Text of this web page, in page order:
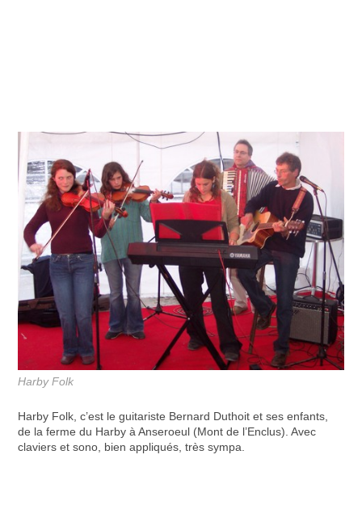
Harby Folk
Harby Folk, c’est le guitariste Bernard Duthoit et ses enfants,
de la ferme du Harby à Anseroeul (Mont de l’Enclus). Avec
claviers et sono, bien appliqués, très sympa.